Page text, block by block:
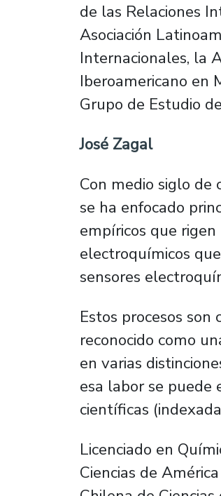
de las Relaciones
Asociación
Internacionales, la
Iberoamericano en
Grupo de Estudio
José Zagal
Con medio siglo de
se ha enfocado
empíricos que rigen
electroquímicos
sensores
Estos procesos
reconocido como
en varias
esa labor se puede
científicas
Licenciado en
Ciencias de